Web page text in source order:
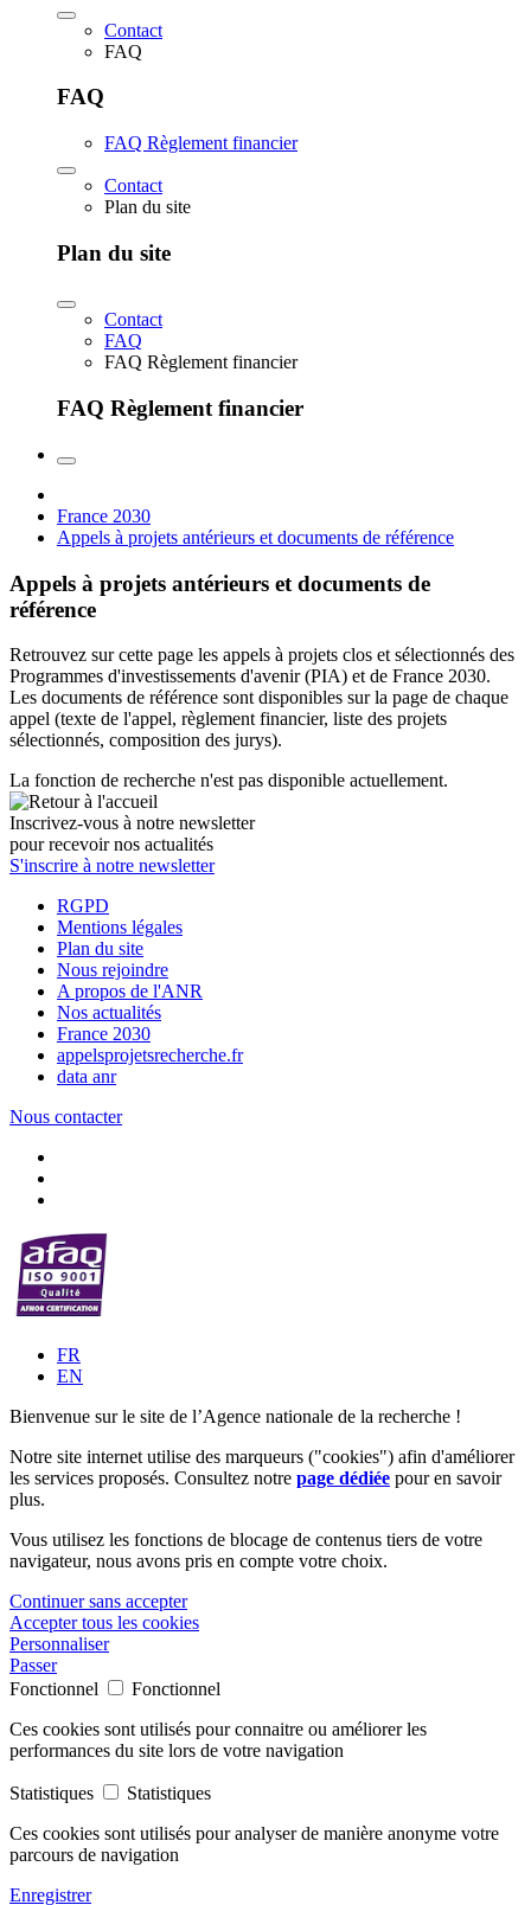
Contact
FAQ
FAQ
FAQ Règlement financier
Contact
Plan du site
Plan du site
Contact
FAQ
FAQ Règlement financier
FAQ Règlement financier
France 2030
Appels à projets antérieurs et documents de référence
Appels à projets antérieurs et documents de
référence
Retrouvez sur cette page les appels à projets clos et sélectionnés des
Programmes d'investissements d'avenir (PIA) et de France 2030.
Les documents de référence sont disponibles sur la page de chaque
appel (texte de l'appel, règlement financier, liste des projets
sélectionnés, composition des jurys).
La fonction de recherche n'est pas disponible actuellement.
Inscrivez-vous à notre newsletter
pour recevoir nos actualités
S'inscrire à notre newsletter
RGPD
Mentions légales
Plan du site
Nous rejoindre
A propos de l'ANR
Nos actualités
France 2030
appelsprojetsrecherche.fr
data anr
Nous contacter
FR
EN
Bienvenue sur le site de l’Agence nationale de la recherche !
Notre site internet utilise des marqueurs ("cookies") afin d'améliorer
les services proposés. Consultez notre page dédiée pour en savoir
plus.
Vous utilisez les fonctions de blocage de contenus tiers de votre
navigateur, nous avons pris en compte votre choix.
Continuer sans accepter
Accepter tous les cookies
Personnaliser
Passer
Fonctionnel
Fonctionnel
Ces cookies sont utilisés pour connaitre ou améliorer les
performances du site lors de votre navigation
Statistiques
Statistiques
Ces cookies sont utilisés pour analyser de manière anonyme votre
parcours de navigation
Enregistrer